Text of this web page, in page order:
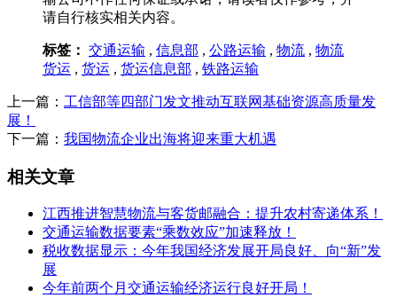
请自行核实相关内容。
标签： 交通运输 , 信息部 , 公路运输 , 物流 , 物流
货运 , 货运 , 货运信息部 , 铁路运输
上一篇： 工信部等四部门发文推动互联网基础资源高质量发
展！
下一篇： 我国物流企业出海将迎来重大机遇
相关文章
江西推进智慧物流与客货邮融合：提升农村寄递体系！
交通运输数据要素“乘数效应”加速释放！
税收数据显示：今年我国经济发展开局良好、向“新”发
展
今年前两个月交通运输经济运行良好开局！